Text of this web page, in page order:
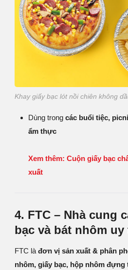
Khay giấy bạc lót nồi chiên không
Dùng trong các buổi tiệc,
ẩm thực
Xem thêm: Cuộn giấy bạc
xuất
4. FTC – Nhà cung
bạc và bát nhôm
FTC là đơn vị sản xuất & phân
nhôm, giấy bạc, hộp nhôm đựng